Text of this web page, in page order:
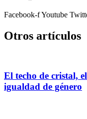
Facebook-fYoutube
Otros artículos
El techo de cristal,
igualdad de género